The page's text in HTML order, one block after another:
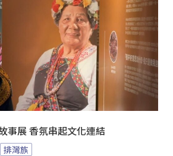
事展 香氛串起文化連結
排灣族